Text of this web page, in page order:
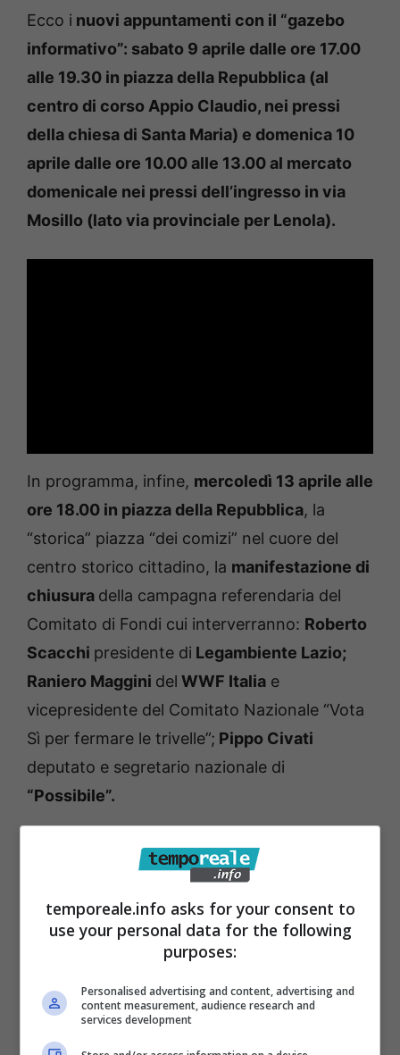
Ecco i nuovi appuntamenti con il “gazebo
informativo”: sabato 9 aprile dalle ore 17.00
alle 19.30 in piazza della Repubblica (al
centro di corso Appio Claudio, nei pressi
della chiesa di Santa Maria) e domenica 10
aprile dalle ore 10.00 alle 13.00 al mercato
domenicale nei pressi dell’ingresso in via
Mosillo (lato via provinciale per Lenola).
In programma, infine, mercoledì 13 aprile alle
ore 18.00 in piazza della Repubblica, la
“storica” piazza “dei comizi” nel cuore del
centro storico cittadino, la manifestazione di
chiusura della campagna referendaria del
Comitato di Fondi cui interverranno: Roberto
Scacchi presidente di Legambiente Lazio;
Raniero Maggini del WWF Italia e
vicepresidente del Comitato Nazionale “Vota
Sì per fermare le trivelle”; Pippo Civati
deputato e segretario nazionale di
“Possibile”.
I promotori del Comitato di Fondi, ospitato
presso la sede di “Murales”-Arci, invitano altre
associazioni e i cittadini tutti ad aderire al
Comitato.
Per informazioni e adesioni:
fermatrivellefondi@gmail.com
temporeale.info asks for your consent to
use your personal data for the following
purposes:
Personalised advertising and content, advertising and
content measurement, audience research and
services development